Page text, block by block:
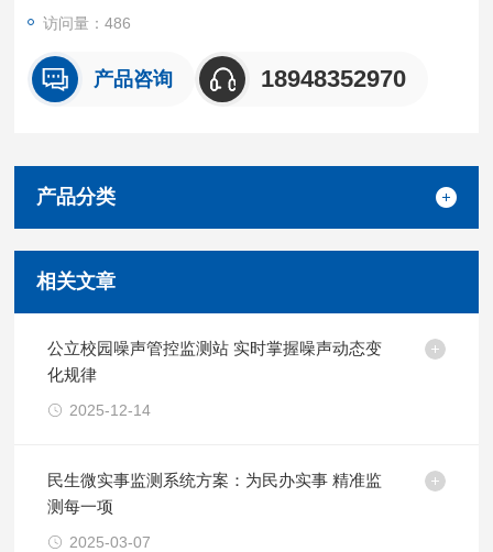
访问量：486
产品咨询 18948352970
产品分类
相关文章
公立校园噪声管控监测站 实时掌握噪声动态变
化规律
2025-12-14
民生微实事监测系统方案：为民办实事 精准监
测每一项
2025-03-07